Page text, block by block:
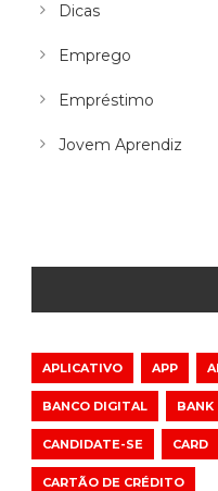
Dicas
Emprego
Empréstimo
Jovem Aprendiz
APLICATIVO APP
BANCO DIGITAL BANK
CANDIDATE-SE CARD
CARTÃO DE CRÉDITO